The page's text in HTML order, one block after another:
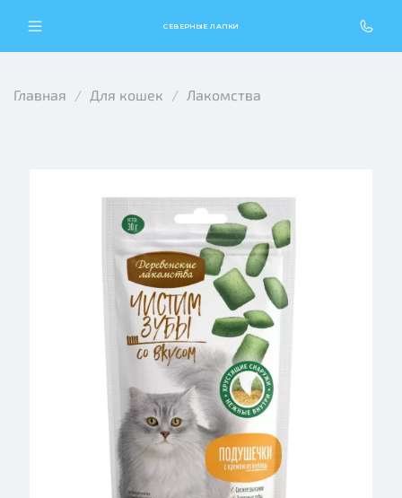
СЕВЕРНЫЕ ЛАПКИ
Главная Для кошек Лакомства